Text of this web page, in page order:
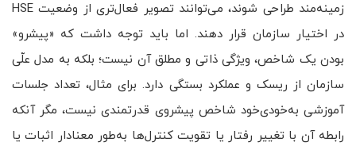
زمینه‌مند طراحی شوند، می‌توانند تصویر فعال‌تری از وضعیت HSE
در اختیار سازمان قرار دهند. اما باید توجه داشت که «پیشرو»
بودن یک شاخص، ویژگی ذاتی و مطلق آن نیست؛ بلکه به مدل علّی
سازمان از ریسک و عملکرد بستگی دارد. برای مثال، تعداد جلسات
آموزشی به‌خودی‌خود شاخص پیشروی قدرتمندی نیست، مگر آنکه
رابطه آن با تغییر رفتار یا تقویت کنترل‌ها به‌طور معنادار اثبات یا